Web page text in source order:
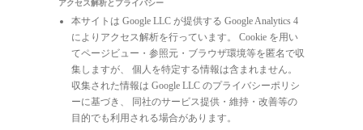
アクセス解析とプライバシー
本サイトは Google LLC が提供する Google Analytics 4
によりアクセス解析を行っています。 Cookie を用い
てページビュー・参照元・ブラウザ環境等を匿名で収
集しますが、 個人を特定する情報は含まれません。
収集された情報は Google LLC のプライバシーポリシ
ーに基づき、 同社のサービス提供・維持・改善等の
目的でも利用される場合があります。